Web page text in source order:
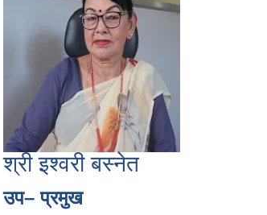
श्री इश्वरी बस्नेत
उप– प्रमुख